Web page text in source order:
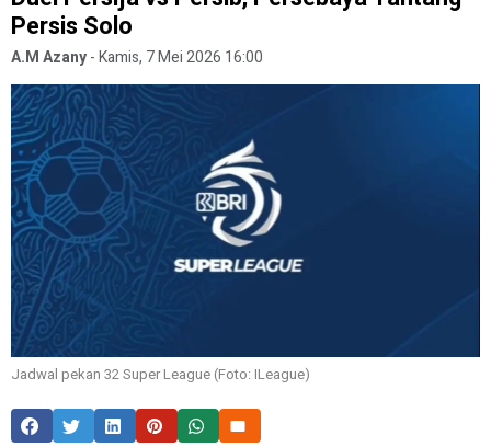
Persis Solo
A.M Azany-Kamis, 7 Mei 2026 16:00
Jadwal pekan 32 Super League (Foto: ILeague)